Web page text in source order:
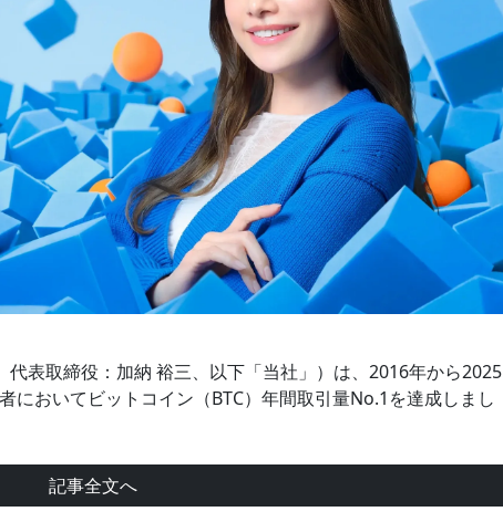
表取締役：加納 裕三、以下「当社」）は、2016年から2025
においてビットコイン（BTC）年間取引量No.1を達成しまし
記事全文へ